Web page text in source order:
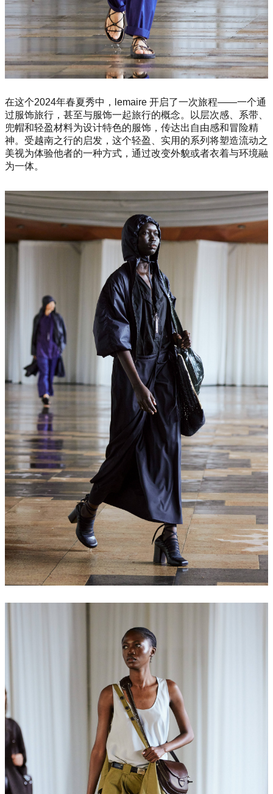
在这个2024年春夏秀中，lemaire 开启了一次旅程——一个通
过服饰旅行，甚至与服饰一起旅行的概念。以层次感、系带、
兜帽和轻盈材料为设计特色的服饰，传达出自由感和冒险精
神。受越南之行的启发，这个轻盈、实用的系列将塑造流动之
美视为体验他者的一种方式，通过改变外貌或者衣着与环境融
为一体。